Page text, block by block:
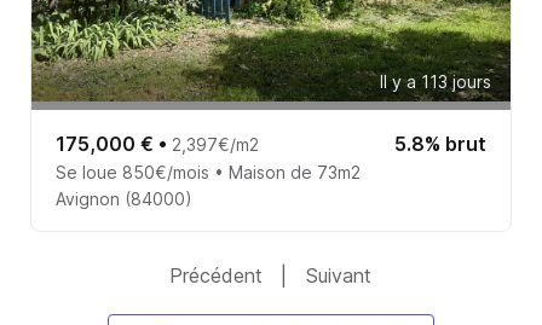
Il y a 113 jours
175,000 € • 2,397€/m2 5.8% brut
Se loue 850€/mois • Maison de 73m2
Avignon (84000)
Précédent Suivant